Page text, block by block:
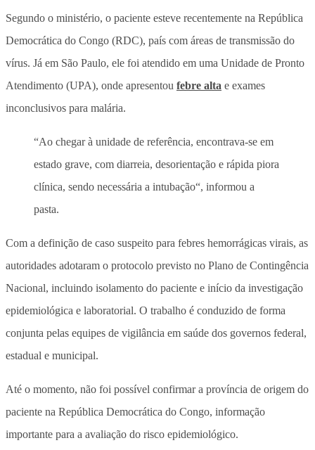
Segundo o ministério, o paciente esteve recentemente na República
Democrática do Congo (RDC), país com áreas de transmissão do
vírus. Já em São Paulo, ele foi atendido em uma Unidade de Pronto
Atendimento (UPA), onde apresentou febre alta e exames
inconclusivos para malária.
“Ao chegar à unidade de referência, encontrava-se em
estado grave, com diarreia, desorientação e rápida piora
clínica, sendo necessária a intubação“, informou a
pasta.
Com a definição de caso suspeito para febres hemorrágicas virais, as
autoridades adotaram o protocolo previsto no Plano de Contingência
Nacional, incluindo isolamento do paciente e início da investigação
epidemiológica e laboratorial. O trabalho é conduzido de forma
conjunta pelas equipes de vigilância em saúde dos governos federal,
estadual e municipal.
Até o momento, não foi possível confirmar a província de origem do
paciente na República Democrática do Congo, informação
importante para a avaliação do risco epidemiológico.